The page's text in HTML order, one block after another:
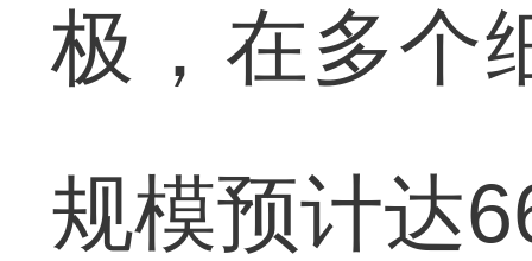
极，在多个
规模预计达